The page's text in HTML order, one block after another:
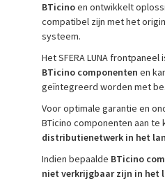
BTicinoen ontwikkelt
compatibel zijn met het
systeem.
Het SFERA LUNA frontpaneel
BTicino componenten en
geïntegreerd worden met
Voor optimale garantie en
BTicino componenten aan te
distributienetwerk in het
Indien bepaalde BTicino
niet verkrijgbaar zijn in het